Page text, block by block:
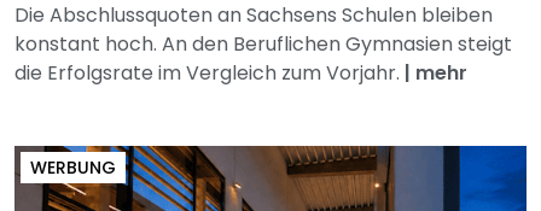
Die Abschlussquoten an Sachsens Schulen bleiben
konstant hoch. An den Beruflichen Gymnasien steigt
die Erfolgsrate im Vergleich zum Vorjahr. | mehr
WERBUNG